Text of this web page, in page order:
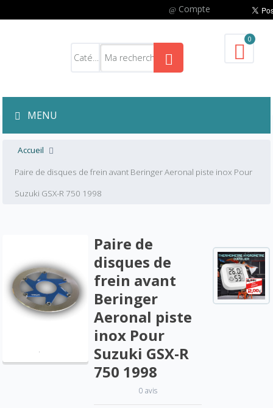
Compte
0
MENU
Accueil
Paire de disques de frein avant Beringer Aeronal piste inox Pour
Suzuki GSX-R 750 1998
Paire de
disques de
frein avant
Beringer
Aeronal piste
inox Pour
Suzuki GSX-R
750 1998
0 avis